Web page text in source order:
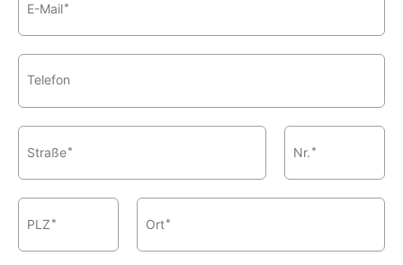
E-Mail*
Telefon
Straße* Nr.*
PLZ* Ort*